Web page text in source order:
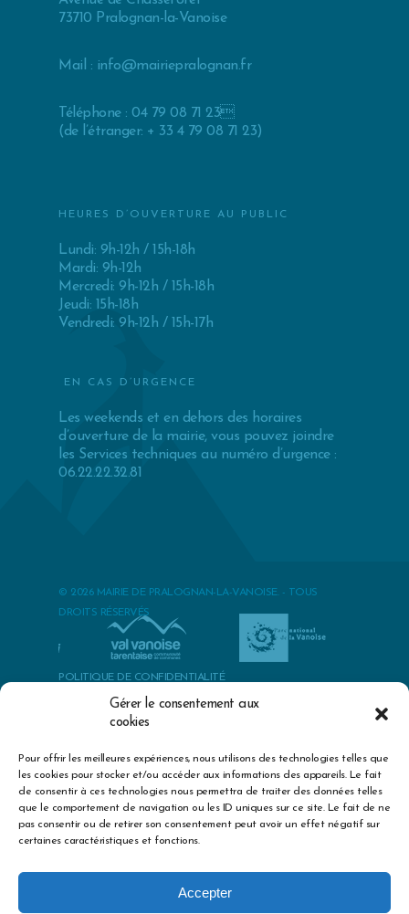
Gérer le consentement aux
cookies
Pour offrir les meilleures expériences, nous utilisons des technologies telles que
les cookies pour stocker et/ou accéder aux informations des appareils. Le fait
de consentir à ces technologies nous permettra de traiter des données telles
que le comportement de navigation ou les ID uniques sur ce site. Le fait de ne
pas consentir ou de retirer son consentement peut avoir un effet négatif sur
certaines caractéristiques et fonctions.
Accepter
73710 Pralognan-la-Vanoise
Mail : info@mairiepralognan.fr
Téléphone : 04 79 08 71 23
(de l’étranger: + 33 4 79 08 71 23)
HEURES D’OUVERTURE AU PUBLIC
Lundi: 9h-12h / 15h-18h
Mardi: 9h-12h
Mercredi: 9h-12h / 15h-18h
Jeudi: 15h-18h
Vendredi: 9h-12h / 15h-17h
EN CAS D’URGENCE
Les weekends et en dehors des horaires
d’ouverture de la mairie, vous pouvez joindre
les Services techniques au numéro d’urgence :
06.22.22.32.81
© 2026 MAIRIE DE PRALOGNAN-LA-VANOISE. - TOUS
DROITS RÉSERVÉS
POLITIQUE DE CONFIDENTIALITÉ
POLITIQUES DES COOKIES
MENTIONS LÉGALES & CRÉDITS
best herbs to cure premature ejaculationexercise erectile
dysfunction treatmentbig sex drive mid thirtiesepidemiology of
erectile dysfunction kubinboyfriend with no sex drivezinc dosage
for sexual healthdoes viagra get you highsexual enhancements
for males
penis enhancement pills that increase dize
how we
apple cider vinegareffects of not taking your blood pressure
advil blood pressure medication
blood pressure treatment